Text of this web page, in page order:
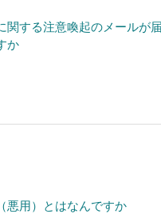
関する注意喚起のメールが
か
悪用）とはなんですか